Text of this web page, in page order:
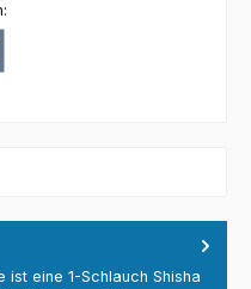
eine 1-Schlauch Shisha